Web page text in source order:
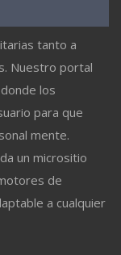
tanto a
Nuestro portal
los
para que
mente.
un micrositio
de
a cualquier